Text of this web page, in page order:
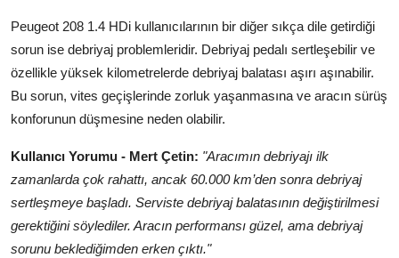
Peugeot 208 1.4 HDi kullanıcılarının bir diğer sıkça dile getirdiği
sorun ise debriyaj problemleridir. Debriyaj pedalı sertleşebilir ve
özellikle yüksek kilometrelerde debriyaj balatası aşırı aşınabilir.
Bu sorun, vites geçişlerinde zorluk yaşanmasına ve aracın sürüş
konforunun düşmesine neden olabilir.
Kullanıcı Yorumu - Mert Çetin: "Aracımın debriyajı ilk
zamanlarda çok rahattı, ancak 60.000 km’den sonra debriyaj
sertleşmeye başladı. Serviste debriyaj balatasının değiştirilmesi
gerektiğini söylediler. Aracın performansı güzel, ama debriyaj
sorunu beklediğimden erken çıktı."